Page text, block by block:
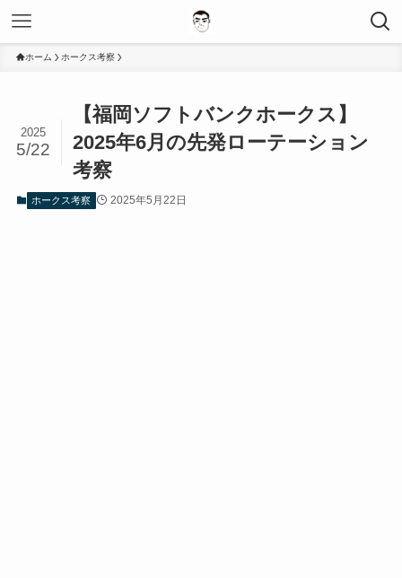
ホーム ホークス考察
【福岡ソフトバンクホークス】
2025年6月の先発ローテーション
考察
2025
5/22
ホークス考察 2025年5月22日